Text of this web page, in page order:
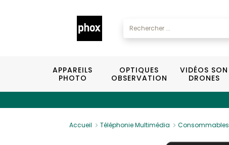
APPAREILS
PHOTO
OPTIQUES
OBSERVATION
VIDÉOS SON
DRONES
Accueil Téléphonie Multimédia Consommables